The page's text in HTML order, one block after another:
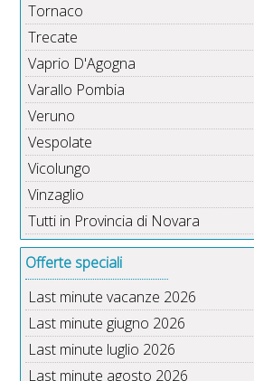
Tornaco
Trecate
Vaprio D'Agogna
Varallo Pombia
Veruno
Vespolate
Vicolungo
Vinzaglio
Tutti in Provincia di Novara
Offerte speciali
Last minute vacanze 2026
Last minute giugno 2026
Last minute luglio 2026
Last minute agosto 2026